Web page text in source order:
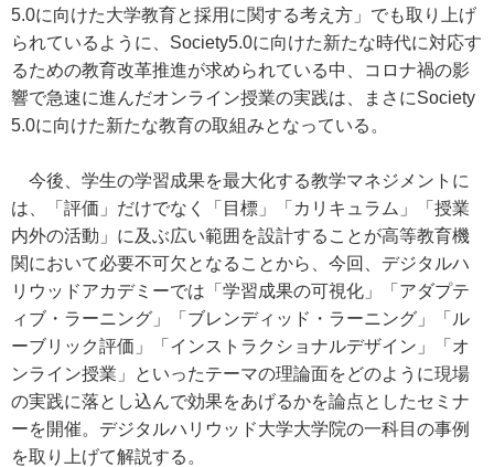
5.0に向けた大学教育と採用に関する考え方」でも取り上げ
られているように、Society5.0に向けた新たな時代に対応す
るための教育改革推進が求められている中、コロナ禍の影
響で急速に進んだオンライン授業の実践は、まさにSociety
5.0に向けた新たな教育の取組みとなっている。
今後、学生の学習成果を最大化する教学マネジメントに
は、「評価」だけでなく「目標」「カリキュラム」「授業
内外の活動」に及ぶ広い範囲を設計することが高等教育機
関において必要不可欠となることから、今回、デジタルハ
リウッドアカデミーでは「学習成果の可視化」「アダプテ
ィブ・ラーニング」「ブレンディッド・ラーニング」「ル
ーブリック評価」「インストラクショナルデザイン」「オ
ンライン授業」といったテーマの理論面をどのように現場
の実践に落とし込んで効果をあげるかを論点としたセミナ
ーを開催。デジタルハリウッド大学大学院の一科目の事例
を取り上げて解説する。